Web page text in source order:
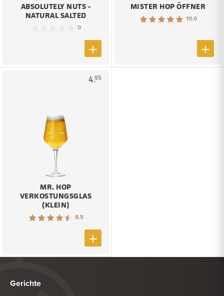
ABSOLUTELY NUTS -
NATURAL SALTED
0
MISTER HOP ÖFFNER
10.0
4.95
MR. HOP
VERKOSTUNGSGLAS
(KLEIN)
8.5
Gerichte